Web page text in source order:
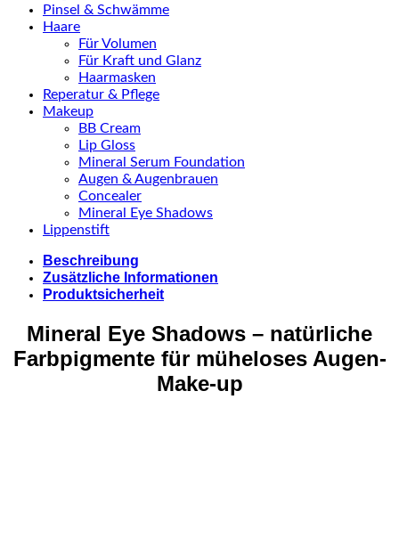
Pinsel & Schwämme
Haare
Für Volumen
Für Kraft und Glanz
Haarmasken
Reperatur & Pflege
Makeup
BB Cream
Lip Gloss
Mineral Serum Foundation
Augen & Augenbrauen
Concealer
Mineral Eye Shadows
Lippenstift
Beschreibung
Zusätzliche Informationen
Produktsicherheit
Mineral Eye Shadows – natürliche
Farbpigmente für müheloses Augen-
Make-up